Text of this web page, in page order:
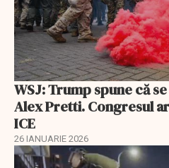
WSJ: Trump spune că
Alex Pretti. Congresul
ICE
26 IANUARIE 2026